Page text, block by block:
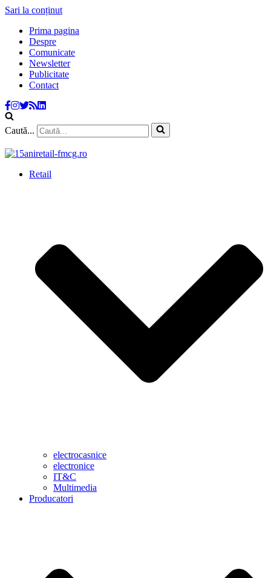
Sari la conținut
Prima pagina
Despre
Comunicate
Newsletter
Publicitate
Contact
Caută...
Retail
electrocasnice
electronice
IT&C
Multimedia
Producatori